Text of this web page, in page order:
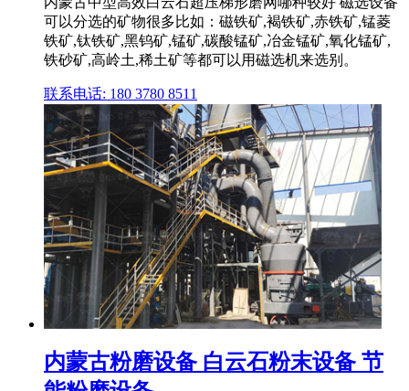
可以分选的矿物很多比如：磁铁矿,褐铁矿,赤铁矿,锰菱
铁矿,钛铁矿,黑钨矿,锰矿,碳酸锰矿,冶金锰矿,氧化锰矿,
铁砂矿,高岭土,稀土矿等都可以用磁选机来选别。
联系电话: 180 3780 8511
内蒙古粉磨设备 白云石粉末设备 节